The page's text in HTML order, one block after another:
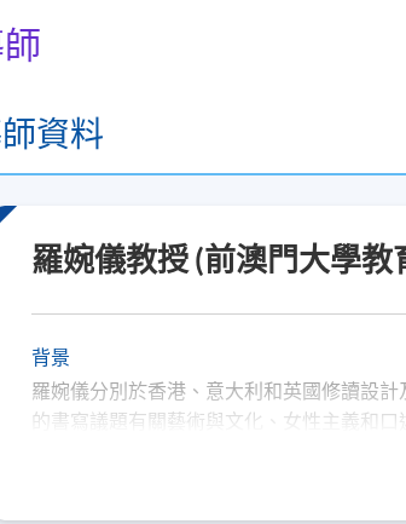
資料
羅婉儀教授 (前澳門大學教
背景
羅婉儀分別於香港、意大利和英國修讀設
的書寫議題有關藝術與文化、女性主義和口
個人著作有：《一天》（城市風景）